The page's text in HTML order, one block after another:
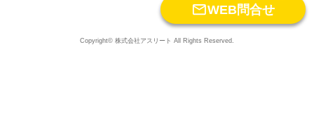
WEB問合せ
Copyright© 株式会社アスリート All Rights Reserved.